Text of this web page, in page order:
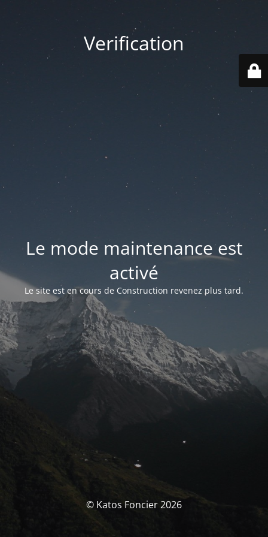
Verification
Le mode maintenance est
activé
Le site est en cours de Construction revenez plus tard.
© Katos Foncier 2026